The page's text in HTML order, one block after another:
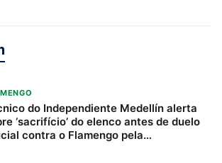
do Independiente Medellín alerta
‘sacrifício’ do elenco antes de duelo
contra o Flamengo pela